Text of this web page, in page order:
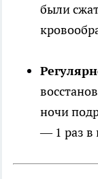
были
ночи
— 1 раз в